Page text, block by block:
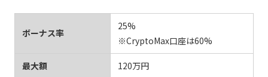
ボーナス率
25%
※CryptoMax口座は60%
最大額 120万円